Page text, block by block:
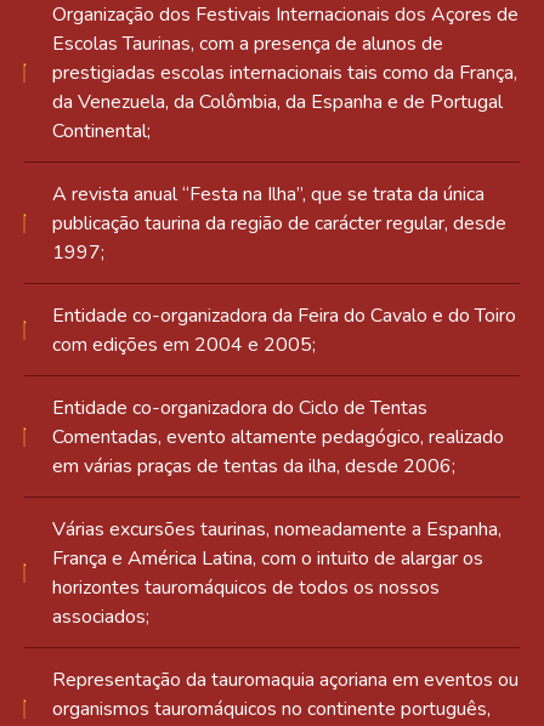
Organização dos Festivais Internacionais dos Açores de
Escolas Taurinas, com a presença de alunos de
prestigiadas escolas internacionais tais como da França,
da Venezuela, da Colômbia, da Espanha e de Portugal
Continental;
A revista anual “Festa na Ilha”, que se trata da única
publicação taurina da região de carácter regular, desde
1997;
Entidade co-organizadora da Feira do Cavalo e do Toiro
com edições em 2004 e 2005;
Entidade co-organizadora do Ciclo de Tentas
Comentadas, evento altamente pedagógico, realizado
em várias praças de tentas da ilha, desde 2006;
Várias excursões taurinas, nomeadamente a Espanha,
França e América Latina, com o intuito de alargar os
horizontes tauromáquicos de todos os nossos
associados;
Representação da tauromaquia açoriana em eventos ou
organismos tauromáquicos no continente português,